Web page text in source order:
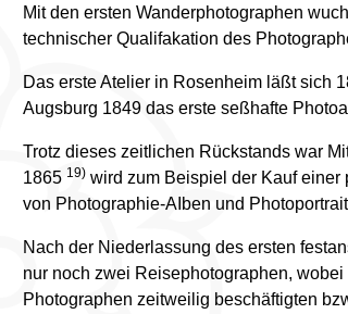
Mit den ersten Wanderphotographen
technischer Qualifakation des
Das erste Atelier in Rosenheim läßt sich
Augsburg 1849 das erste seßhafte
Trotz dieses zeitlichen Rückstands war
1865 19)wird zum Beispiel der Kauf einer
von Photographie-AIben und
Nach der Niederlassung des ersten
nur noch zwei Reisephotographen,
Photographen zeitweilig beschäftigten